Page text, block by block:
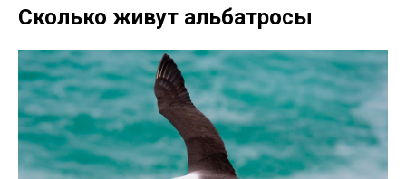
Сколько живут альбатросы